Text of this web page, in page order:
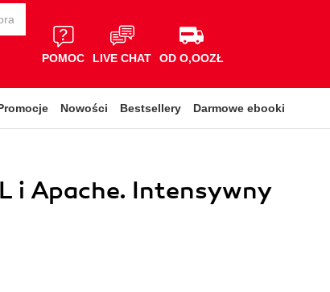
POMOC LIVE CHAT OD O,OOZŁ
Nowości Bestsellery Darmowe ebooki
i Apache. Intensywny